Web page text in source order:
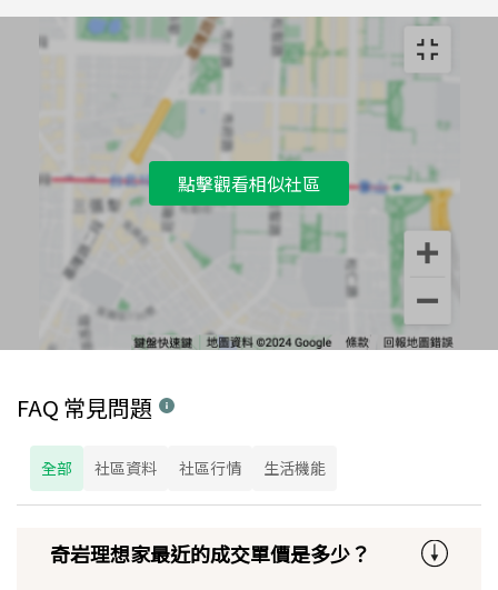
點擊觀看相似社區
FAQ 常見問題
全部 社區資料 社區行情 生活機能
奇岩理想家最近的成交單價是多少？